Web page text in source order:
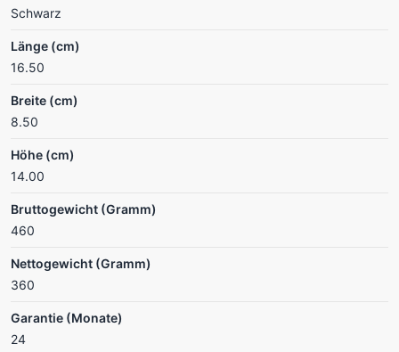
Schwarz
Länge (cm)
16.50
Breite (cm)
8.50
Höhe (cm)
14.00
Bruttogewicht (Gramm)
460
Nettogewicht (Gramm)
360
Garantie (Monate)
24